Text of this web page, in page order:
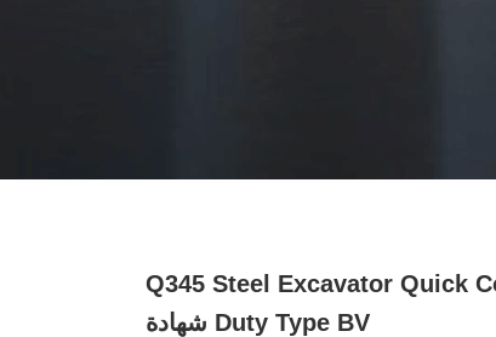
Q345 Steel Excavator Quick
Duty Type BV شهادة